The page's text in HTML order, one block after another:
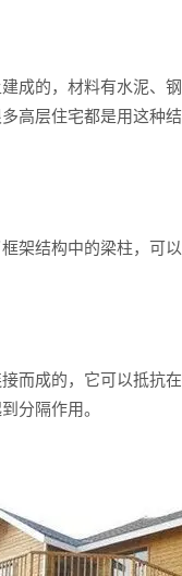
的，材料有水泥、
高层住宅都是用这种
结构中的梁柱，可
成的，它可以抵抗在
分隔作用。